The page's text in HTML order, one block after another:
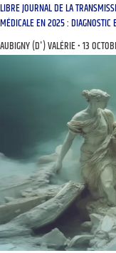
LIBRE JOURNAL DE LA
MÉDICALE EN 2025 : DIAGNOSTIC
AUBIGNY (D') VALÉRIE 13